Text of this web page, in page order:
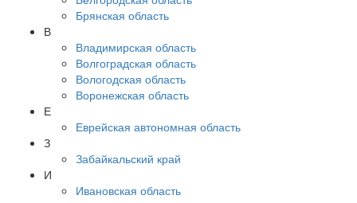
Брянская область
В
Владимирская область
Волгоградская область
Вологодская область
Воронежская область
Е
Еврейская автономная область
З
Забайкальский край
И
Ивановская область